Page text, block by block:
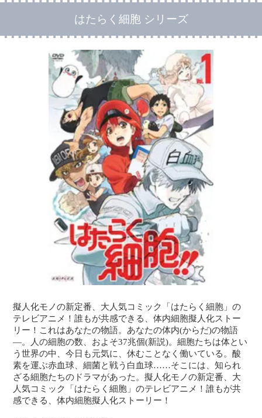
はたらく細胞 シリーズ
擬人化モノの新定番、大人気コミック「はたらく細胞」の
テレビアニメ！誰もが共感できる、体内細胞擬人化ストー
リー！これはあなたの物語。あなたの体内(からだ)の物語
―。人の細胞の数、およそ37兆個(新説)。細胞たちは体とい
う世界の中、今日も元気に、休むことなく働いている。酸
素を運ぶ赤血球、細菌と戦う白血球……そこには、知られ
ざる細胞たちのドラマがあった。擬人化モノの新定番、大
人気コミック「はたらく細胞」のテレビアニメ！誰もが共
感できる、体内細胞擬人化ストーリー！